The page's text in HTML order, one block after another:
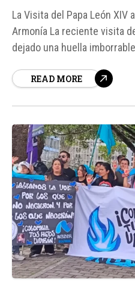
La Visita del Papa León XIV
Armonía La reciente visita
dejado una huella
la vigilia del 6 de junio de
READ MORE